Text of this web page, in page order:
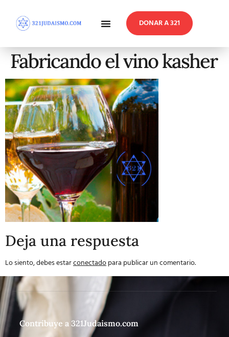
DONAR A 321
Fabricando el vino kasher
Deja una respuesta
Lo siento, debes estarconectadopara publicar un comentario.
Contribuye a 321Judaismo.com